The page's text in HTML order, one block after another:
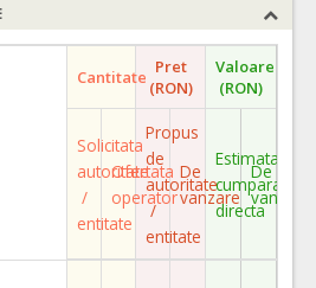
Cantitate Pret
(RON)
Valoare
(RON)
Solicitata
autoritate
/
entitate
Ofertata
operator
Propus
de
autoritate
/
entitate
De
vanzare
Estimata
cumparare
directa
De
vanzare